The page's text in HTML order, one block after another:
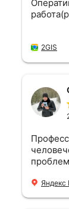
работы
сроки.
хочу
и я с
всем
вам за
2GIS
(хотя
нем
Яндекс